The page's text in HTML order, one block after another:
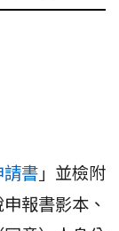
請書 」並檢附
報書影本、